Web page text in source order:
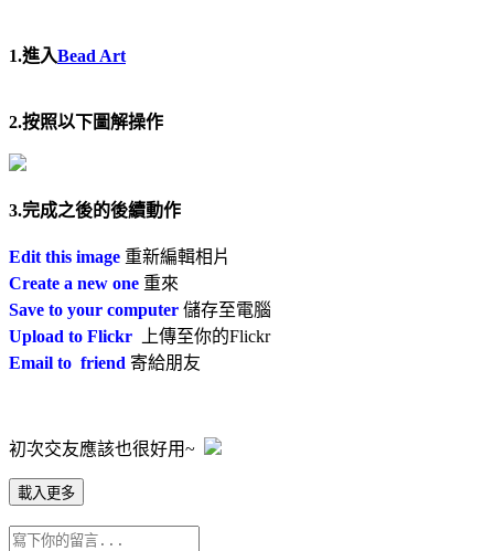
1.進入Bead Art
2.按照以下圖解操作
3.完成之後的後續動作
Edit this image 重新編輯相片
Create a new one 重來
Save to your computer 儲存至電腦
Upload to Flickr 上傳至你的Flickr
Email to friend 寄給朋友
初次交友應該也很好用~
載入更多